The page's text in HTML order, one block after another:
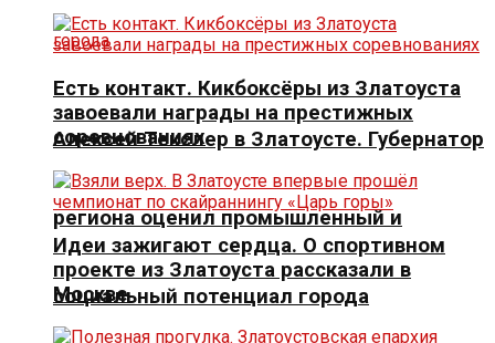
Алексей Текслер в Златоусте. Губернатор
региона оценил промышленный и
социальный потенциал города
Есть контакт. Кикбоксёры из Златоуста
завоевали награды на престижных
соревнованиях
Идеи зажигают сердца. О спортивном
проекте из Златоуста рассказали в
Москве